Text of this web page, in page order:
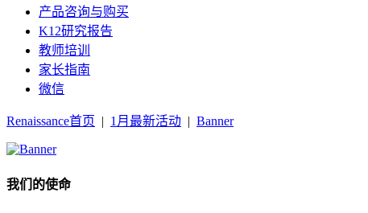
产品咨询与购买
K12研究报告
教师培训
家长指南
微信
Renaissance首页 | 1月最新活动 | Banner
我们的使命